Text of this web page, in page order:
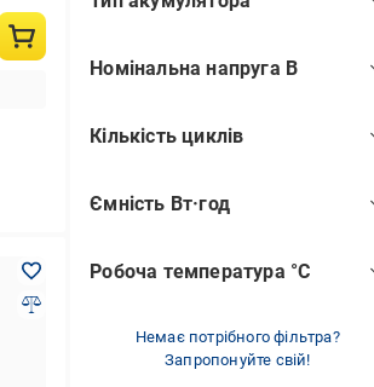
LiFePO4 (літій-залізо-фосфатні)
літієві (2)
Номінальна напруга В
Кількість циклів
Ємність Вт·год
Робоча температура °C
Немає потрібного фільтра?
Запропонуйте свій!